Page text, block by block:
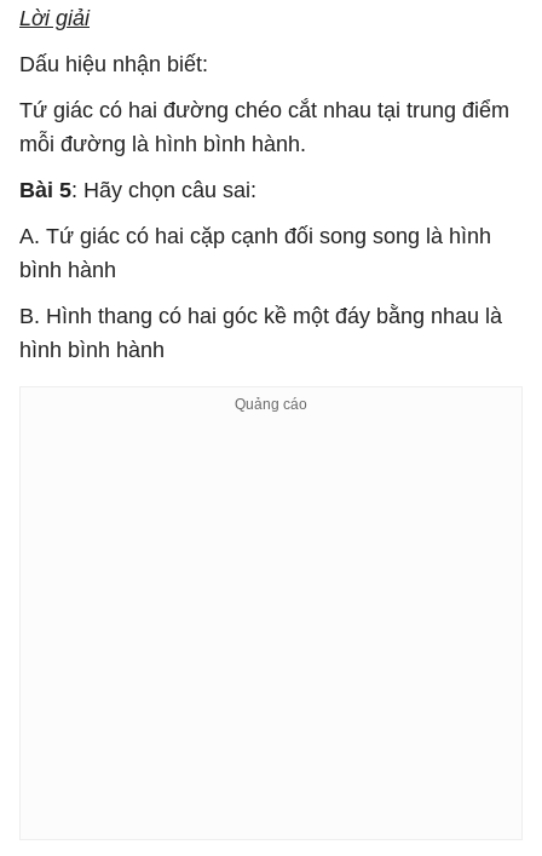
Lời giải
Dấu hiệu nhận biết:
Tứ giác có hai đường chéo cắt nhau tại trung điểm
mỗi đường là hình bình hành.
Bài 5: Hãy chọn câu sai:
A. Tứ giác có hai cặp cạnh đối song song là hình
bình hành
B. Hình thang có hai góc kề một đáy bằng nhau là
hình bình hành